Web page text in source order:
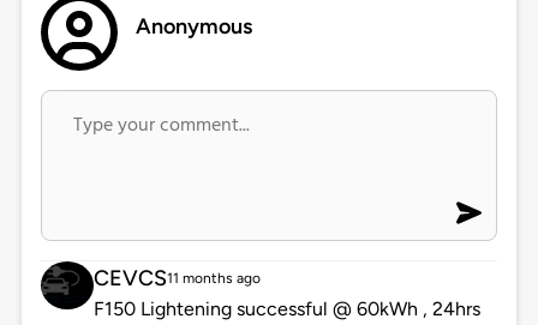
Anonymous
CEVCS11 months ago
F150 Lightening successful @ 60kWh , 24hrs